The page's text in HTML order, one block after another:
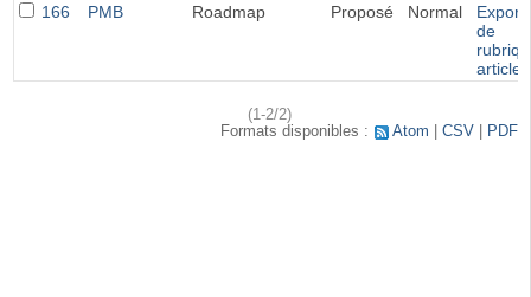
166 PMB Roadmap Proposé Normal
de
article
(1-2/2)
Formats disponibles :
Atom CSV PDF